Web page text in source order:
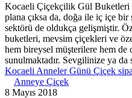
Kocaeli Çiçekçilik Gül
plana çıksa da, doğa ile iç içe
sektörü de oldukça gelişmiştir.
buketleri, mevsim çiçekleri ve
hem bireysel müşterilere hem de
sunulmaktadır. Sevgilinize ya
Kocaeli Anneler Günü Çiçek
Anneye Çiçek
8 Mayıs 2018